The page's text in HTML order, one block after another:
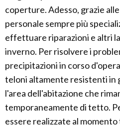
coperture. Adesso, grazie
personale sempre più
effettuare riparazioni e altri
inverno. Per risolvere i
precipitazioni in corso
teloni altamente resistenti in
l'area dell'abitazione che
temporaneamente di tetto.
essere realizzate al